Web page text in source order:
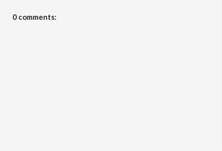
0 comments: